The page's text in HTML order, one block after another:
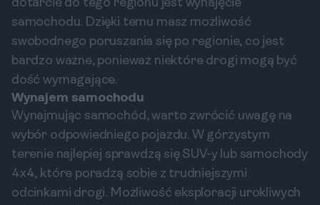
dotarcie do tego regionu jest wynajęcie
samochodu. Dzięki temu masz możliwość
swobodnego poruszania się po regionie, co jest
bardzo ważne, ponieważ niektóre drogi mogą być
dość wymagające.
Wynajem samochodu
Wynajmując samochód, warto zwrócić uwagę na
wybór odpowiedniego pojazdu. W górzystym
terenie najlepiej sprawdzą się SUV-y lub samochody
4x4, które poradzą sobie z trudniejszymi
odcinkami drogi. Możliwość eksploracji urokliwych